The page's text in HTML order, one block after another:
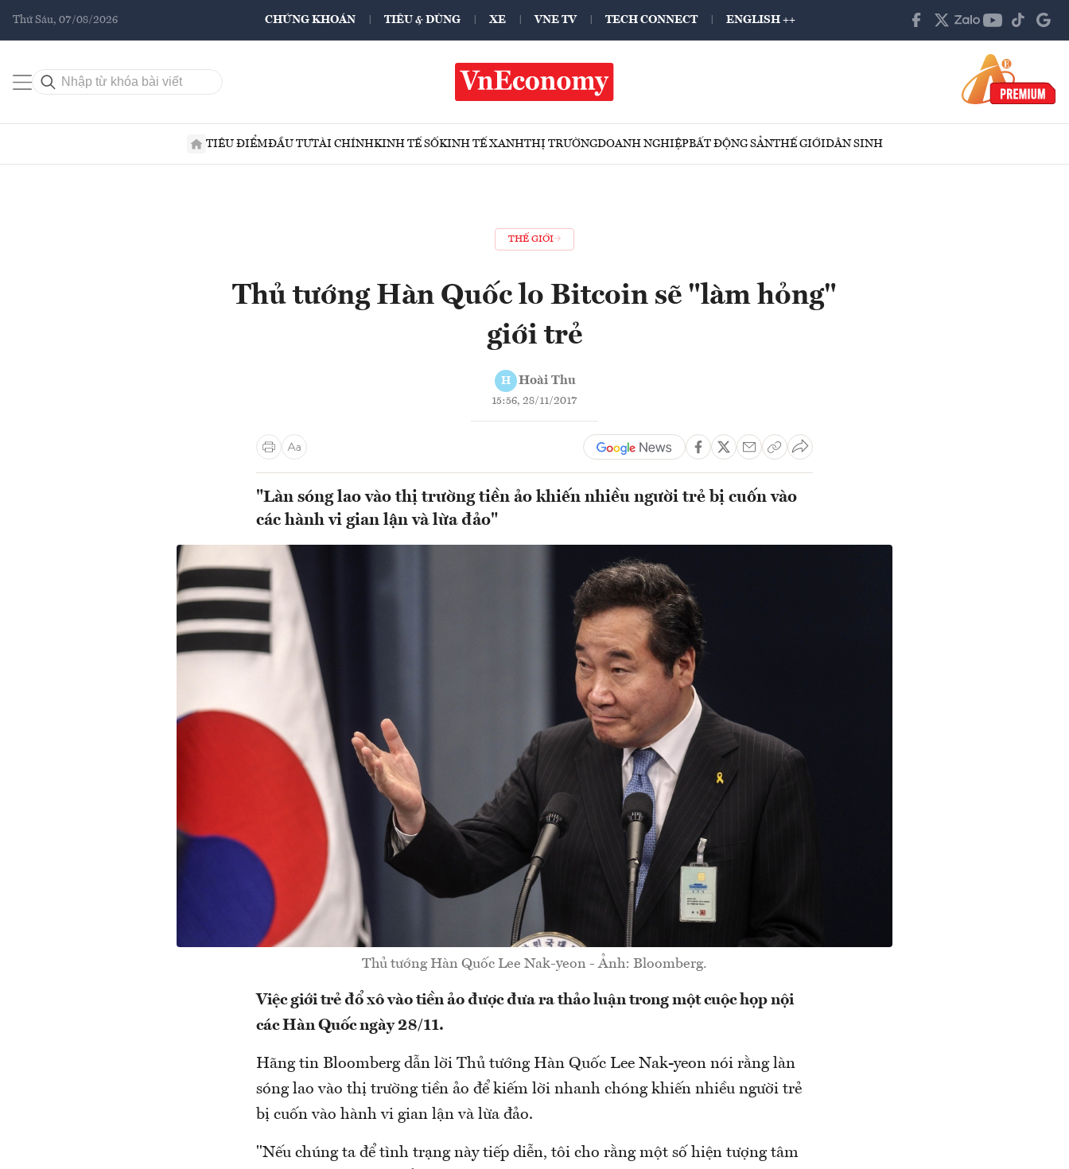
Thứ Sáu, 07/08/2026 CHỨNG KHOÁN TIÊU & DÙNG XE VNE TV TECH CONNECT ENGLISH ++
TIÊU ĐIỂMĐẦU TƯTÀI CHÍNHKINH TẾ SỐKINH TẾ XANHTHỊ TRƯỜNGDOANH NGHIỆPBẤT ĐỘNG SẢNTHẾ GIỚIDÂN SINH
THẾ GIỚI
Thủ tướng Hàn Quốc lo Bitcoin sẽ "làm hỏng"
giới trẻ
H Hoài Thu
15:56, 28/11/2017
"Làn sóng lao vào thị trường tiền ảo khiến nhiều người trẻ bị cuốn vào
các hành vi gian lận và lừa đảo"
Thủ tướng Hàn Quốc Lee Nak-yeon - Ảnh: Bloomberg.
Việc giới trẻ đổ xô vào tiền ảo được đưa ra thảo luận trong một cuộc họp nội
các Hàn Quốc ngày 28/11.
Hãng tin Bloomberg dẫn lời Thủ tướng Hàn Quốc Lee Nak-yeon nói rằng làn
sóng lao vào thị trường tiền ảo để kiếm lời nhanh chóng khiến nhiều người trẻ
bị cuốn vào hành vi gian lận và lừa đảo.
"Nếu chúng ta để tình trạng này tiếp diễn, tôi cho rằng một số hiện tượng tâm